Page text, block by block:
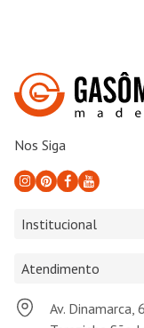
Nos Siga
Institucional
Atendimento
Av. Dinamarca,